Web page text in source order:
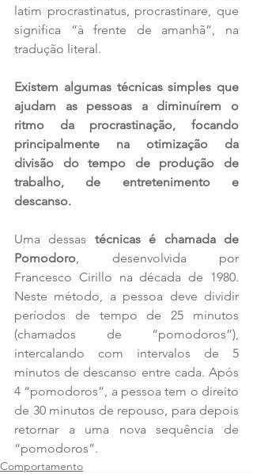
latim procrastinatus, procrastinare, que
significa “à frente de amanhã”, na
tradução literal.
Existem algumas técnicas simples que
ajudam as pessoas a diminuírem o
ritmo da procrastinação, focando
principalmente na otimização da
divisão do tempo de produção de
trabalho, de entretenimento e
descanso.
Uma dessas técnicas é chamada de
Pomodoro , desenvolvida por
Francesco Cirillo na década de 1980.
Neste método, a pessoa deve dividir
períodos de tempo de 25 minutos
(chamados de “pomodoros”),
intercalando com intervalos de 5
minutos de descanso entre cada. Após
4 “pomodoros”, a pessoa tem o direito
de 30 minutos de repouso, para depois
retornar a uma nova sequência de
“pomodoros”.
Comportamento